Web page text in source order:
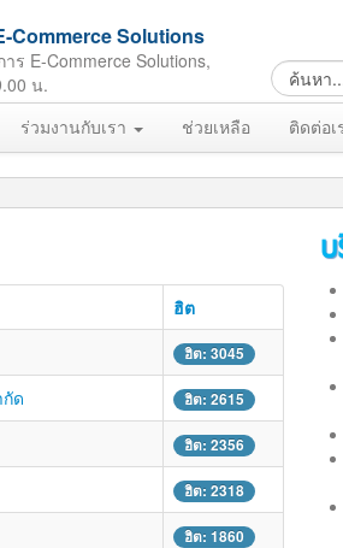
Commerce Solutions
E-Commerce Solutions,
น.
ร่วมงานกับเรา ช่วยเหลือ ติดต่อเ
ฮิต
ฮิต: 3045
ด ฮิต: 2615
ฮิต: 2356
ฮิต: 2318
ฮิต: 1860